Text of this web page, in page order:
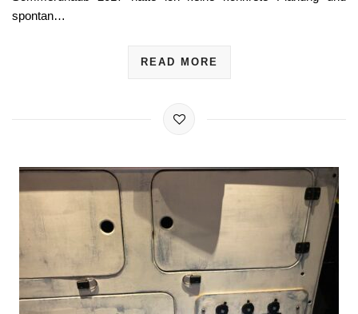
spontan…
READ MORE